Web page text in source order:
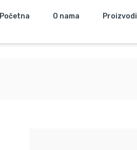
Početna O nama Proizvodi